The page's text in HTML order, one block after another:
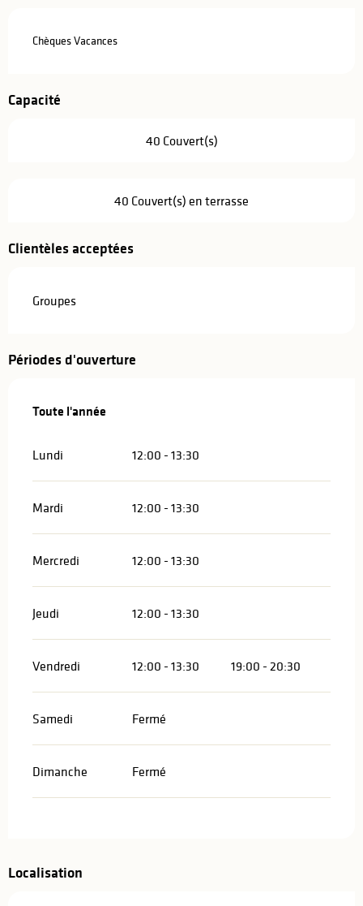
Chèques Vacances
Capacité
40 Couvert(s)
40 Couvert(s) en terrasse
Clientèles acceptées
Groupes
Périodes d'ouverture
Toute l'année
Toute l'année
Lundi 12:00 - 13:30
Mardi 12:00 - 13:30
Mercredi 12:00 - 13:30
Jeudi 12:00 - 13:30
Vendredi 12:00 - 13:30 19:00 - 20:30
Samedi Fermé
Dimanche Fermé
Localisation